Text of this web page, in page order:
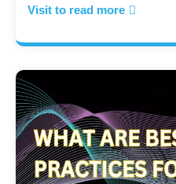
Visit to read more